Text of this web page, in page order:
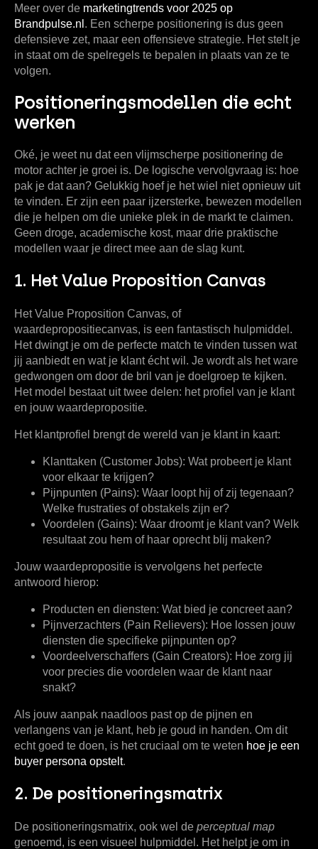
Meer over de marketingtrends voor 2025 op
Brandpulse.nl . Een scherpe positionering is dus geen
defensieve zet, maar een offensieve strategie. Het stelt je
in staat om de spelregels te bepalen in plaats van ze te
volgen.
Positioneringsmodellen die echt
werken
Oké, je weet nu dat een vlijmscherpe positionering de
motor achter je groei is. De logische vervolgvraag is: hoe
pak je dat aan? Gelukkig hoef je het wiel niet opnieuw uit
te vinden. Er zijn een paar ijzersterke, bewezen modellen
die je helpen om die unieke plek in de markt te claimen.
Geen droge, academische kost, maar drie praktische
modellen waar je direct mee aan de slag kunt.
1. Het Value Proposition Canvas
HetValue Proposition Canvas, of
waardepropositiecanvas, is een fantastisch hulpmiddel.
Het dwingt je om de perfecte match te vinden tussen wat
jij aanbiedt en wat je klant écht wil. Je wordt als het ware
gedwongen om door de bril van je doelgroep te kijken.
Het model bestaat uit twee delen: het profiel van je klant
en jouw waardepropositie.
Het klantprofiel brengt de wereld van je klant in kaart:
Klanttaken (Customer Jobs): Wat probeert je klant
voor elkaar te krijgen?
Pijnpunten (Pains): Waar loopt hij of zij tegenaan?
Welke frustraties of obstakels zijn er?
Voordelen (Gains): Waar droomt je klant van? Welk
resultaat zou hem of haar oprecht blij maken?
Jouw waardepropositie is vervolgens het perfecte
antwoord hierop:
Producten en diensten: Wat bied je concreet aan?
Pijnverzachters (Pain Relievers): Hoe lossen jouw
diensten die specifieke pijnpunten op?
Voordeelverschaffers (Gain Creators): Hoe zorg jij
voor precies die voordelen waar de klant naar
snakt?
Als jouw aanpak naadloos past op de pijnen en
verlangens van je klant, heb je goud in handen. Om dit
echt goed te doen, is het cruciaal om te weten hoe je een
buyer persona opstelt.
2. De positioneringsmatrix
De positioneringsmatrix, ook wel de perceptual map
genoemd, is een visueel hulpmiddel. Het helpt je om in